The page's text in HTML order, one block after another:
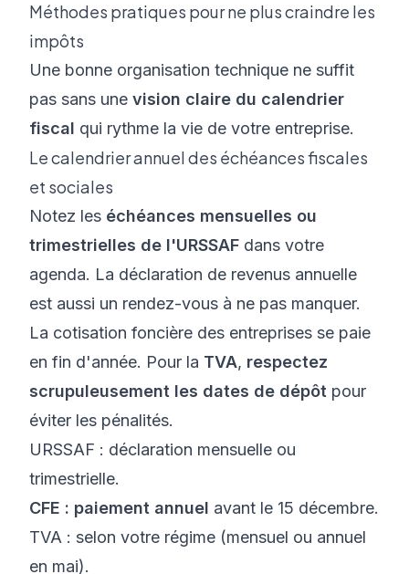
Méthodes pratiques pour ne plus craindre les
impôts
Une bonne organisation technique ne suffit
pas sans une vision claire du calendrier
fiscal qui rythme la vie de votre entreprise.
Le calendrier annuel des échéances fiscales
et sociales
Notez les échéances mensuelles ou
trimestrielles de l'URSSAF dans votre
agenda. La déclaration de revenus annuelle
est aussi un rendez-vous à ne pas manquer.
La cotisation foncière des entreprises se paie
en fin d'année. Pour la TVA, respectez
scrupuleusement les dates de dépôt pour
éviter les pénalités.
URSSAF : déclaration mensuelle ou
trimestrielle.
CFE : paiement annuel avant le 15 décembre.
TVA : selon votre régime (mensuel ou annuel
en mai).